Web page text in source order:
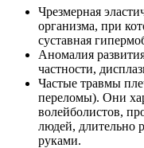
Чрезмерная
организма, при
суставная
Аномалия
частности,
Частые травмы
переломы). Они
волейболистов,
людей, длительно
руками.